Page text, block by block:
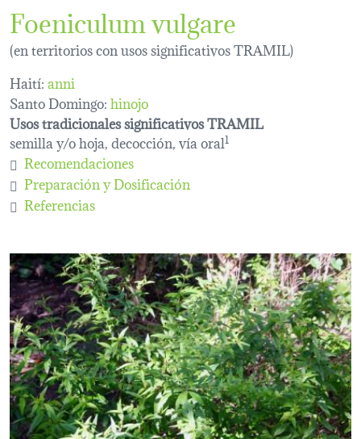
Foeniculum vulgare
(en territorios con usos significativos TRAMIL)
Haití:anni
Santo Domingo:hinojo
Usos tradicionales significativos TRAMIL
semilla y/o hoja, decocción, vía oral1
Recomendaciones
Preparación y Dosificación
Referencias